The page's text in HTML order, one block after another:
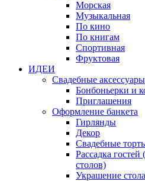
Морская
Музыкальная
По кино
По книгам
Спортивная
Фруктовая
ИДЕИ
Свадебные аксессуары
Бонбоньерки и
Приглашения
Оформление банкета
Гирлянды
Декор
Свадебные
Рассадка
столов)
Украшение стола